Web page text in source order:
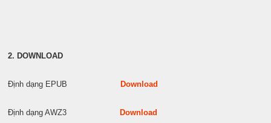
2. DOWNLOAD
Định dạng EPUB Download
Định dạng AWZ3 Download